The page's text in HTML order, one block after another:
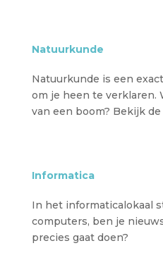
Natuurkunde
Natuurkunde is een
om je heen te verklaren.
van een boom? Bekijk de
Informatica
In het informaticalokaal
computers, ben je
precies gaat doen?